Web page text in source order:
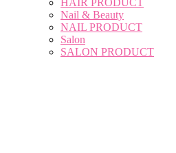
Nail & Beauty
NAIL PRODUCT
Salon
SALON PRODUCT